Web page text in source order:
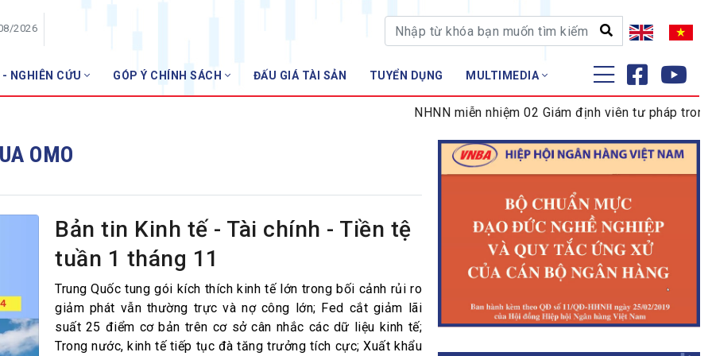
2026
NGHIÊN CỨU GÓP Ý CHÍNH SÁCH ĐẤU GIÁ TÀI SẢN TUYỂN DỤNG MULTIMEDIA
ĐÀO TẠO - NGHIÊN CỨU
Tập huấn
NHNN miễn nhiệm 02 Giám định viên tư pháp trong
OMO
Bản tin Kinh tế - Tài chính - Tiền tệ
tuần 1 tháng 11
Trung Quốc tung gói kích thích kinh tế lớn trong bối cảnh rủi ro
giảm phát vẫn thường trực và nợ công lớn; Fed cắt giảm lãi
suất 25 điểm cơ bản trên cơ sở cân nhắc các dữ liệu kinh tế;
Trong nước, kinh tế tiếp tục đà tăng trưởng tích cực; Xuất khẩu